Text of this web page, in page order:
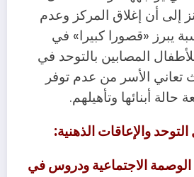
إلى أن إغلاق المركز وعدم
يبرز «قصورا كبيرا» في
المصابين بالتوحد في
تعاني الأسر من عدم توفر
حالة أبنائها وتأهيلهم.
والإعاقات الذهنية:
الاجتماعية ودروس في